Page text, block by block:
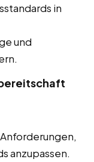
in
und
anzupassen.